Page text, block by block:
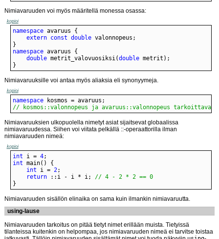
Nimiavaruuden voi myös määritellä monessa osassa:
kopioi
namespace
extern const double
namespace
double metrit_valovuosiksi(double
}
Nimiavaruuksille voi antaa myös aliaksia eli synonyymeja.
kopioi
namespace
// kosmos::valonnopeus ja avaruus::valonnopeus tarkoittavat
Nimiavaruuksien ulkopuolella nimetyt asiat sijaitsevat globaalissa
nimiavaruudessa. Siihen voi viitata pelkällä ::-operaattorilla ilman
nimiavaruuden nimeä:
kopioi
int i = 4
int
int i = 2
return ::i - i * i; // 4 - 2 * 2 == 0
}
Nimiavaruuden sisällön elinaika on sama kuin ilmankin nimiavaruutta.
using-lause
Nimiavaruuden tarkoitus on pitää tietyt nimet erillään muista. Tietyissä
tilanteissa kuitenkin on helpompaa, jos nimiavaruuden nimeä ei tarvitse toistaa